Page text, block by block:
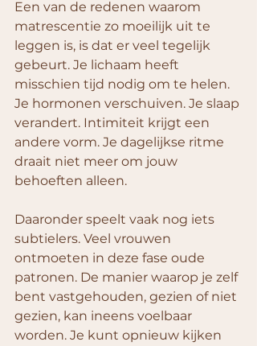
Een van de redenen waarom
matrescentie zo moeilijk uit te
leggen is, is dat er veel tegelijk
gebeurt. Je lichaam heeft
misschien tijd nodig om te helen.
Je hormonen verschuiven. Je slaap
verandert. Intimiteit krijgt een
andere vorm. Je dagelijkse ritme
draait niet meer om jouw
behoeften alleen.
Daaronder speelt vaak nog iets
subtielers. Veel vrouwen
ontmoeten in deze fase oude
patronen. De manier waarop je zelf
bent vastgehouden, gezien of niet
gezien, kan ineens voelbaar
worden. Je kunt opnieuw kijken